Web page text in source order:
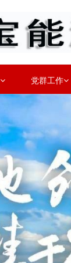
党群工作